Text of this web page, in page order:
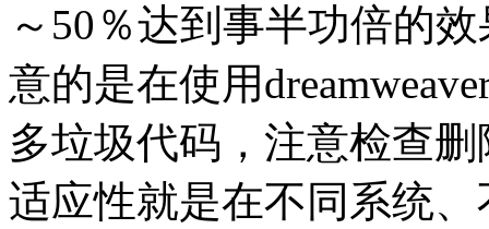
～50％达到事半功倍的
意的是在使用
多垃圾代码，注意检查
适应性就是在不同系统